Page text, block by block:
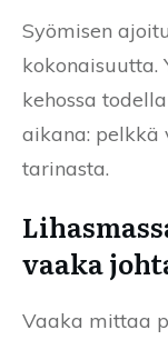
Syömisen
kehossa
aikana: pelkkä
tarinasta.
vaaka
Vaaka mittaa